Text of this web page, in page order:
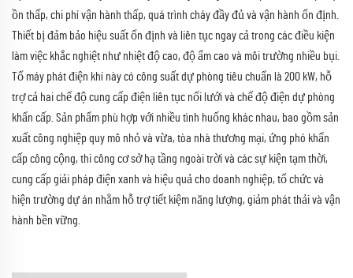
ồn thấp, chi phí vận hành thấp, quá trình cháy đầy đủ và vận hành ổn định.
Thiết bị đảm bảo hiệu suất ổn định và liên tục ngay cả trong các điều kiện
làm việc khắc nghiệt như nhiệt độ cao, độ ẩm cao và môi trường nhiều bụi.
Tổ máy phát điện khí này có công suất dự phòng tiêu chuẩn là 200 kW, hỗ
trợ cả hai chế độ cung cấp điện liên tục nối lưới và chế độ điện dự phòng
khẩn cấp. Sản phẩm phù hợp với nhiều tình huống khác nhau, bao gồm sản
xuất công nghiệp quy mô nhỏ và vừa, tòa nhà thương mại, ứng phó khẩn
cấp công cộng, thi công cơ sở hạ tầng ngoài trời và các sự kiện tạm thời,
cung cấp giải pháp điện xanh và hiệu quả cho doanh nghiệp, tổ chức và
hiện trường dự án nhằm hỗ trợ tiết kiệm năng lượng, giảm phát thải và vận
hành bền vững.